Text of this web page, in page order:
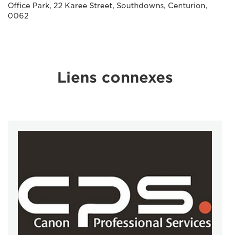
Office Park, 22 Karee Street, Southdowns, Centurion,
0062
Liens connexes